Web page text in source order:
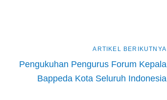
berikutnya
ARTIKEL BERIKUTNYA
Pengukuhan Pengurus Forum Kepala
Bappeda Kota Seluruh Indonesia